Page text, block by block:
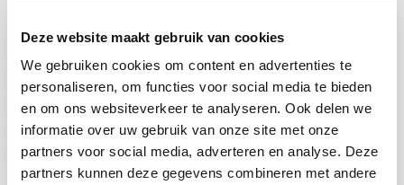
Deze website maakt gebruik van cookies
We gebruiken cookies om content en advertenties te
personaliseren, om functies voor social media te bieden
en om ons websiteverkeer te analyseren. Ook delen we
informatie over uw gebruik van onze site met onze
partners voor social media, adverteren en analyse. Deze
partners kunnen deze gegevens combineren met andere
Blijf op de hoogte
Ontvang het laatste wijnnieuws, proeverijen en
evenementen
E-mailadres